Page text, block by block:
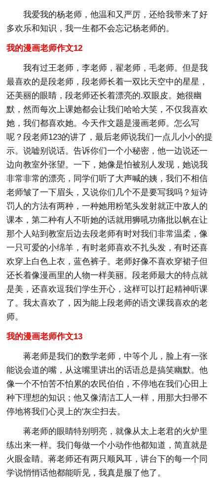
我爱我的杨老师，他温和又严厉，还给我带来了好
多欢乐和知识，我一生都不会忘记杨老师的。
我的漫画老师作文12
我有过王老师，李老师，翟老师，毛老师。但是我
最喜欢的是段老师，段老师长着一双比天空中的星星，
还美丽的眼睛，段老师还长着漂亮的.双眼皮。她很幽
默，然而每次上课她都会让我们哈哈大笑，不仅我喜欢
她，我们都喜欢她。今天作文题是漫画老师。怎么写
呢？段老师123的讲了，最后老师说我们一点儿小小的提
示。说嘘别说话。告诉你们一个小秘密，他一边说还一
边向教室外张望。一下，她像是怕被别人发现，她说我
非常非常的漂亮，同学们听了大声喊的姨，我们不相信
老师皱了一下眉头，又说你们几个不是要写我吗？短诗
罚人的方法有两种，一种她用粉笔头发射就正中敌人的
课本，第二种有人不听她的话就用狮吼功痛批以帆在让
那个人站到教室后边去段老师有时对我们非常温柔，像
一只可爱的小绵羊，有时老师喜欢不扎头发，有时还喜
欢穿上白色上衣，蓝色裤子。老师好像不喜欢穿裙子但
还长着像漫画里的人物一样美丽。段老师最大的特点就
是美，还喜欢逗我们学生开心，这样可以打起精神听课
了。我太喜欢了，因为能上段老师的语文课我喜欢的老
师。
我的漫画老师作文13
蒋老师是我们的数学老师，中等个儿，脸上有一张
能说会道的嘴，从这嘴里讲出的话语总是搞笑幽默。他
像一个不怕苦不怕累的农民伯伯，不停地在我们心田上
种下理想的知识；他又像清洁工人一样，用那大扫帚不
停地将我们心灵上的'灰尘扫去。
蒋老师的眼睛特别明亮，就像从太上老君的火炉里
练出来一样。我们每做一个小动作他都知道，简直就是
火眼金睛。蒋老师还有两只顺风耳，讲台下的每一个同
学说悄悄话他都能听见，我真是服了他了。